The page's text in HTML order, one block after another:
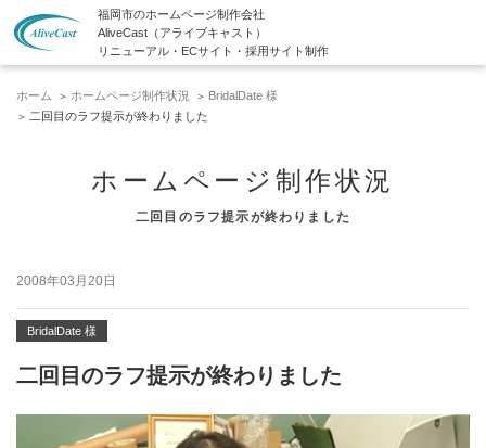
福岡市のホームページ制作会社
AliveCast（アライブキャスト）
リニューアル・ECサイト・採用サイト制作
ホーム ホームページ制作状況
BridalDate 様
二回目のラフ提示が終わりました
ホームページ制作状況
二回目のラフ提示が終わりました
2008年03月20日
BridalDate 様
二回目のラフ提示が終わりました